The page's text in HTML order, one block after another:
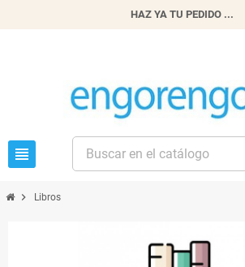
HAZ YA TU PEDIDO ...
view_headline
chevron_right Libros